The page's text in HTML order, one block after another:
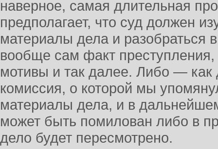
наверное, самая длительная
предполагает, что суд должен
материалы дела и разобраться
вообще сам факт
мотивы и так далее. Либо — как
комиссия, о которой мы
материалы дела, и в
может быть помилован либо в
дело будет пересмотрено.